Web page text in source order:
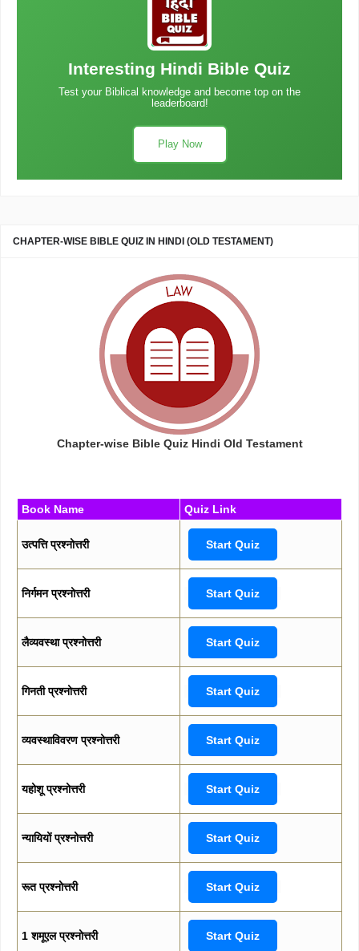
Interesting Hindi Bible Quiz
Test your Biblical knowledge and become top on the
leaderboard!
Play Now
CHAPTER-WISE BIBLE QUIZ IN HINDI (OLD TESTAMENT)
Chapter-wise Bible Quiz Hindi Old Testament
Book Name Quiz Link
उत्पत्ति प्रश्नोत्तरी Start Quiz
निर्गमन प्रश्नोत्तरी Start Quiz
लैव्यवस्था प्रश्नोत्तरी Start Quiz
गिनती प्रश्नोत्तरी Start Quiz
व्यवस्थाविवरण प्रश्नोत्तरी Start Quiz
यहोशू प्रश्नोत्तरी Start Quiz
न्यायियों प्रश्नोत्तरी Start Quiz
रूत प्रश्नोत्तरी Start Quiz
1 शमूएल प्रश्नोत्तरी Start Quiz